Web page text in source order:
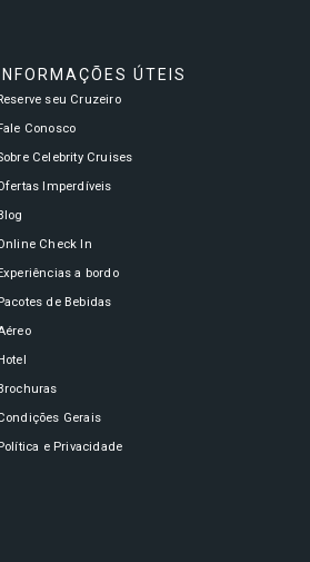
INFORMAÇÕES ÚTEIS
seu Cruzeiro
Conosco
Celebrity Cruises
Imperdíveis
Check In
a bordo
de Bebidas
Gerais
e Privacidade